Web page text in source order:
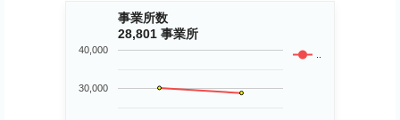
事業所数
28,801 事業所
..
30,000
40,000